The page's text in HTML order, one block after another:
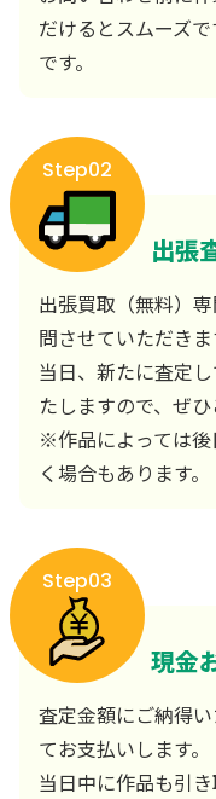
だけるとスムーズ
です。
Step02
出張
出張買取（無料）
問させていただきま
当日、新たに査定
たしますので、ぜひ
※作品によっては
く場合もあります。
Step03
現金
査定金額にご納得
てお支払いします。
当日中に作品も引